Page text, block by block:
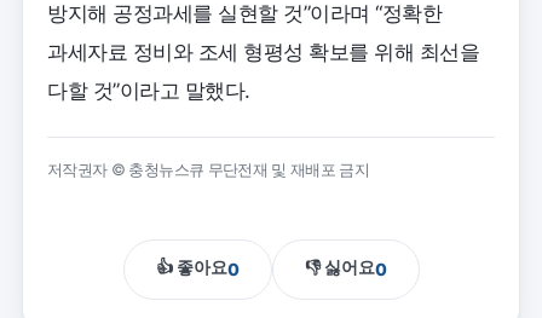
방지해 공정과세를 실현할 것”이라며 “정확한
과세자료 정비와 조세 형평성 확보를 위해 최선을
다할 것”이라고 말했다.
저작권자 © 충청뉴스큐 무단전재 및 재배포 금지
👍 좋아요0 👎 싫어요0